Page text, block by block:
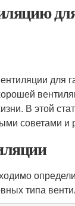
для
В этой
советами и
типа